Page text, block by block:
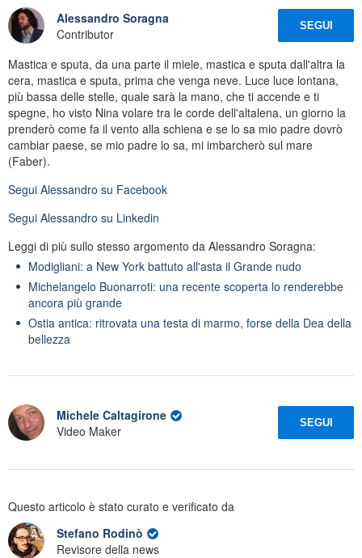
Alessandro Soragna
Contributor
SEGUI
Mastica e sputa, da una parte il miele, mastica e sputa dall'altra la
cera, mastica e sputa, prima che venga neve. Luce luce lontana,
più bassa delle stelle, quale sarà la mano, che ti accende e ti
spegne, ho visto Nina volare tra le corde dell'altalena, un giorno la
prenderò come fa il vento alla schiena e se lo sa mio padre dovrò
cambiar paese, se mio padre lo sa, mi imbarcherò sul mare
(Faber).
Segui Alessandro su Facebook
Segui Alessandro su Linkedin
Leggi di più sullo stesso argomento da Alessandro Soragna:
Modigliani: a New York battuto all'asta il Grande nudo
Michelangelo Buonarroti: una recente scoperta lo renderebbe
ancora più grande
Ostia antica: ritrovata una testa di marmo, forse della Dea della
bellezza
Michele Caltagirone
Video Maker
SEGUI
Questo articolo è stato curato e verificato da
Stefano Rodinò
Revisore della news